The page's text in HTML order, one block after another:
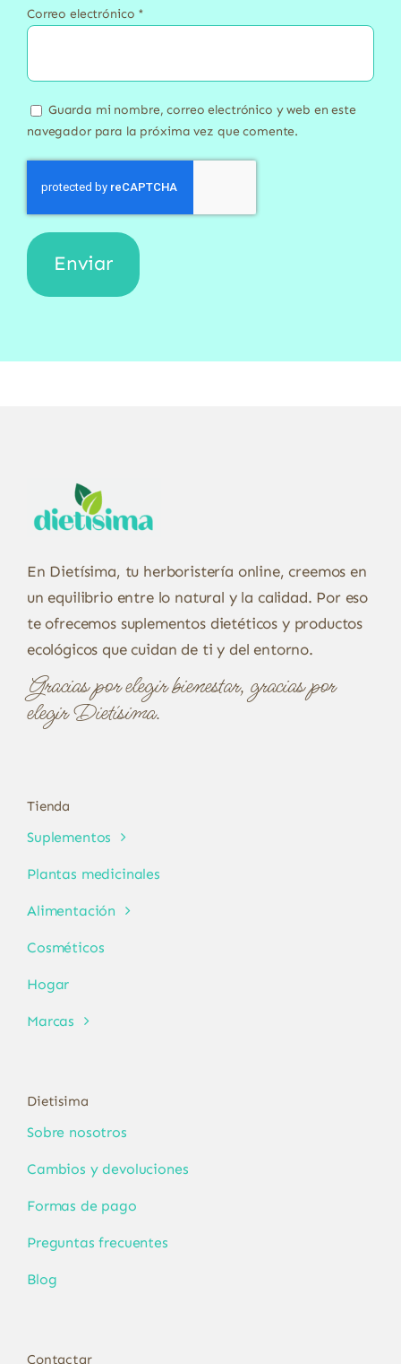
Correo electrónico *
Guarda mi nombre, correo electrónico y web en este
navegador para la próxima vez que comente.
En Dietísima, tu herboristería online, creemos en
un equilibrio entre lo natural y la calidad. Por eso
te ofrecemos suplementos dietéticos y productos
ecológicos que cuidan de ti y del entorno.
Gracias por elegir bienestar, gracias por
elegir Dietísima.
Tienda
Suplementos
Plantas medicinales
Alimentación
Cosméticos
Hogar
Marcas
Dietisima
Sobre nosotros
Cambios y devoluciones
Formas de pago
Preguntas frecuentes
Blog
Contactar